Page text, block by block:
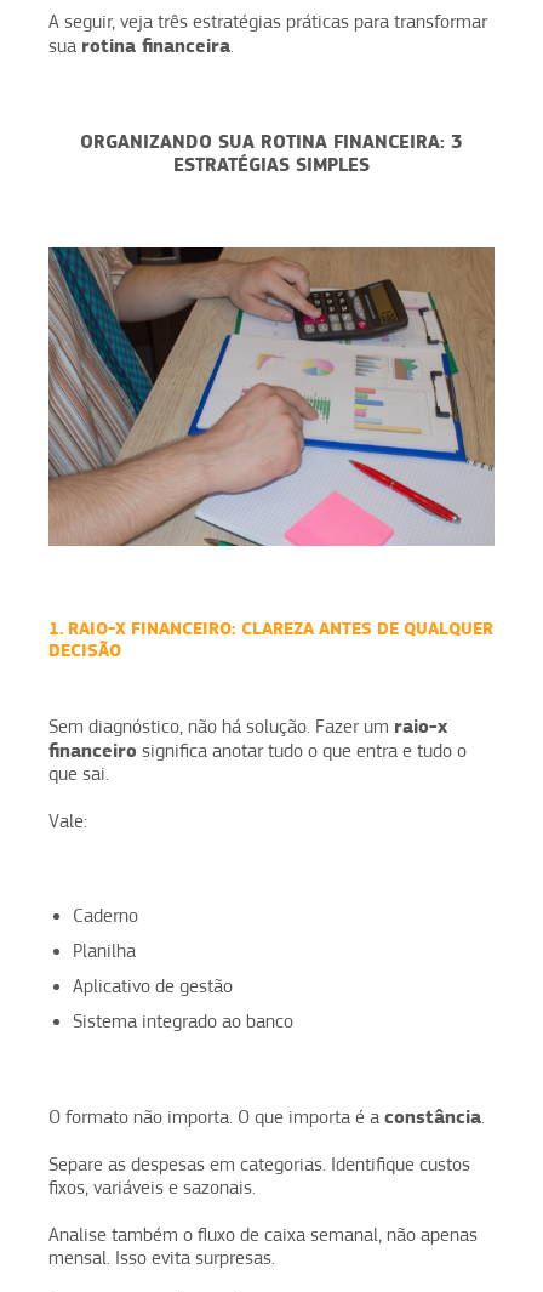
A seguir, veja três estratégias práticas para transformar
sua rotina financeira.
ORGANIZANDO SUA ROTINA FINANCEIRA: 3
ESTRATÉGIAS SIMPLES
1. RAIO-X FINANCEIRO: CLAREZA ANTES DE QUALQUER
DECISÃO
Sem diagnóstico, não há solução. Fazer um raio-x
financeiro significa anotar tudo o que entra e tudo o
que sai.
Vale:
Caderno
Planilha
Aplicativo de gestão
Sistema integrado ao banco
O formato não importa. O que importa é a constância.
Separe as despesas em categorias. Identifique custos
fixos, variáveis e sazonais.
Analise também o fluxo de caixa semanal, não apenas
mensal. Isso evita surpresas.